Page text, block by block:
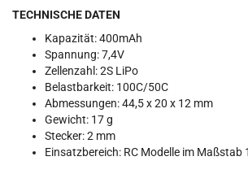
TECHNISCHE DATEN
Kapazität: 400mAh
Spannung: 7,4V
Zellenzahl: 2S LiPo
Belastbarkeit: 100C/50C
Abmessungen: 44,5 x 20 x 12 mm
Gewicht: 17 g
Stecker: 2 mm
Einsatzbereich: RC Modelle im Maßstab